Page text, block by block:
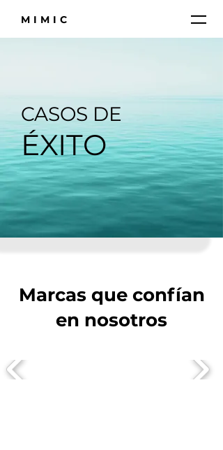
MIMIC
CASOS DE
ÉXITO
Marcas que confían
en nosotros